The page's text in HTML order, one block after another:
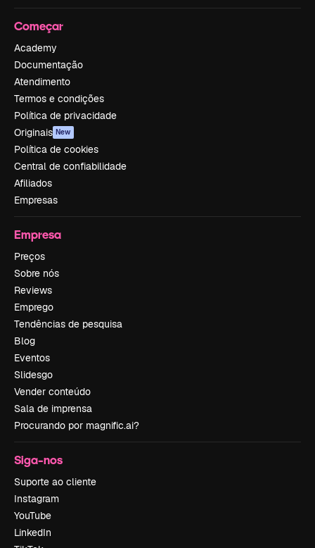
Começar
Academy
Documentação
Atendimento
Termos e condições
Política de privacidade
Originais New
Política de cookies
Central de confiabilidade
Afiliados
Empresas
Empresa
Preços
Sobre nós
Reviews
Emprego
Tendências de pesquisa
Blog
Eventos
Slidesgo
Vender conteúdo
Sala de imprensa
Procurando por magnific.ai?
Siga-nos
Suporte ao cliente
Instagram
YouTube
LinkedIn